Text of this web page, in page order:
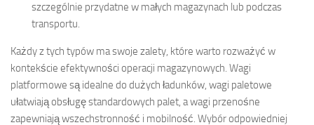
szczególnie przydatne w małych magazynach lub podczas
transportu.
Każdy z tych typów ma swoje zalety, które warto rozważyć w
kontekście efektywności operacji magazynowych. Wagi
platformowe są idealne do dużych ładunków, wagi paletowe
ułatwiają obsługę standardowych palet, a wagi przenośne
zapewniają wszechstronność i mobilność. Wybór odpowiedniej